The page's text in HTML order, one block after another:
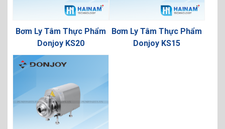
Bơm Ly Tâm Thực Phẩm
Donjoy KS20
Bơm Ly Tâm Thực Phẩm
Donjoy KS15